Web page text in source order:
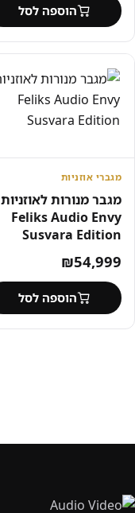
הוספה לסל
מגברי אוזניות
מגבר מנורות לאוזניות
Feliks Audio Envy
Susvara Edition
₪54,999
הוספה לסל